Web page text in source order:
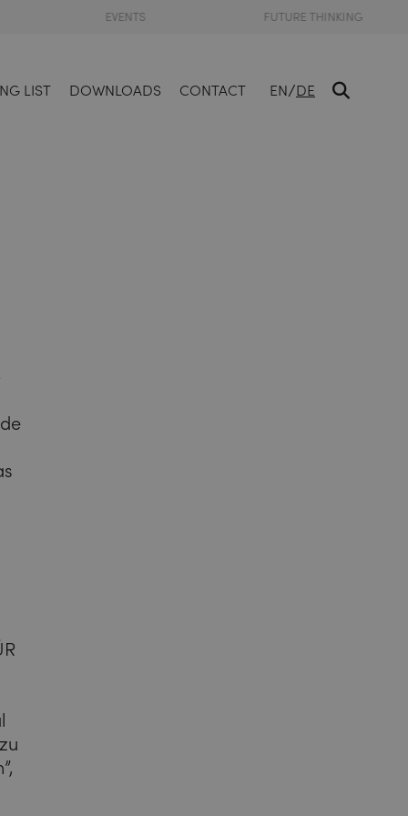
EVENTS FUTURE THINKING
LIST DOWNLOADS CONTACT EN/DE